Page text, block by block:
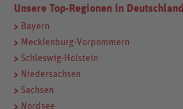
Unsere Top-Regionen in Deutschland
Bayern
Mecklenburg-Vorpommern
Schleswig-Holstein
Niedersachsen
Sachsen
Nordsee